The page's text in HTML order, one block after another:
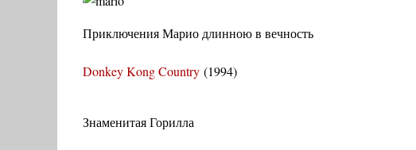
Приключения Марио длинною в вечность
Donkey Kong Country (1994)
Знаменитая Горилла